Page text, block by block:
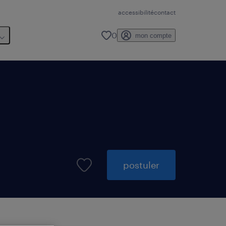
accessibilitécontact
0 mon compte
postuler